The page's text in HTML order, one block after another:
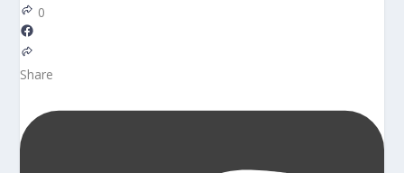
0
Share